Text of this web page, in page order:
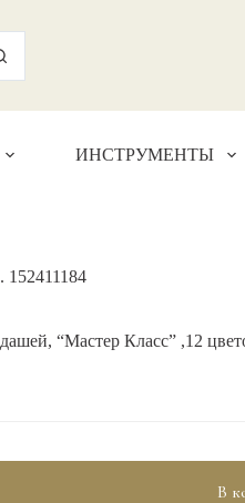
ИНСТРУМЕНТЫ
152411184
“Мастер Класс” ,12
В